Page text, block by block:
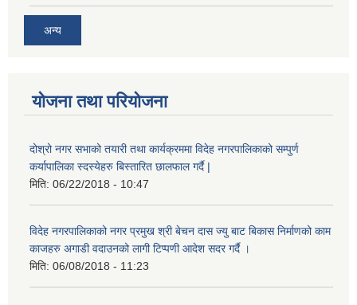
अन्य
योजना तथा परियोजना
दोश्रो नगर सभाको तयारी तथा कार्यक्रममा विदेह नगरपालिकाको सम्पुर्ण
कर्यापालिका स्दस्येहरु बिस्तारित छालफाल गर्दै |
मिति: 06/22/2018 - 10:47
विदेह नगरपालिकाको नगर प्रमुख श्री बेचन दास ज्यु बाट बिकास निर्माणको काम
काजहरु अगाडी वदाउनको लागी टिप्पणी आदेश सदर गर्दै ।
मिति: 06/08/2018 - 11:23